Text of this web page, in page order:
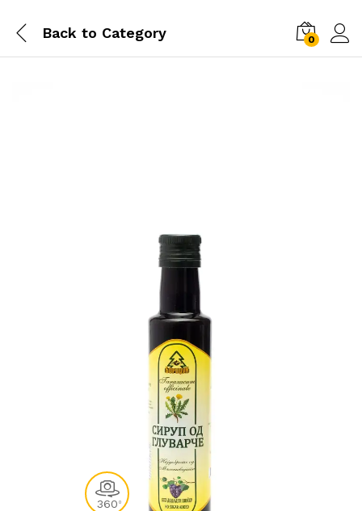
Back to Category 0
360 0